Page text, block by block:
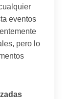
eventos
pero lo